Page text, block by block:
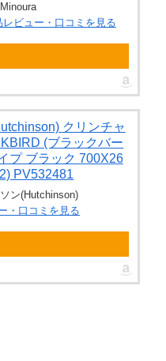
Minoura
ビュー・口コミを見る
クリンチャ
(ブラックバー
プ ブラック 700X26
PV532481
ン(Hutchinson)
・口コミを見る